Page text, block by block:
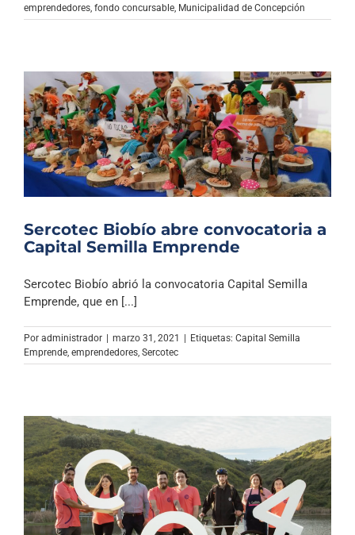
emprendedores fondo concursable Municipalidad de Concepción
Sercotec Biobío abre convocatoria a
Capital Semilla Emprende
Sercotec Biobío abrió la convocatoria Capital Semilla
Emprende, que en [...]
Por administrador | marzo 31, 2021 | Etiquetas: Capital Semilla
Emprende emprendedores Sercotec